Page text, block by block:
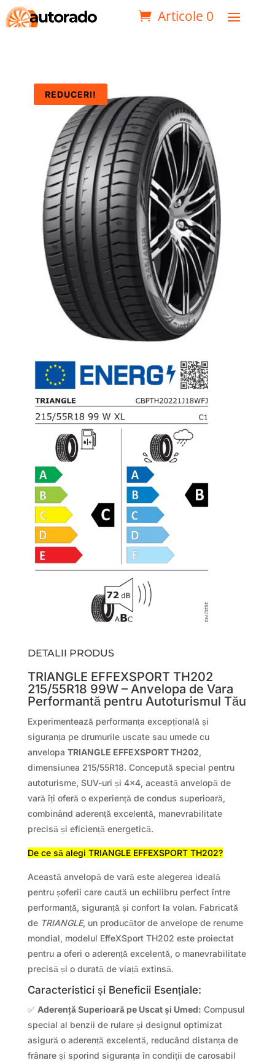
Articole 0
REDUCERI!
DETALII PRODUS
TRIANGLE EFFEXSPORT TH202
215/55R18 99W – Anvelopa de Vara
Performantă pentru Autoturismul Tău
Experimentează performanța excepțională și
siguranța pe drumurile uscate sau umede cu
anvelopa TRIANGLE EFFEXSPORT TH202,
dimensiunea 215/55R18. Concepută special pentru
autoturisme, SUV-uri și 4×4, această anvelopă de
vară îți oferă o experiență de condus superioară,
combinând aderență excelentă, manevrabilitate
precisă și eficiență energetică.
De ce să alegi TRIANGLE EFFEXSPORT TH202?
Această anvelopă de vară este alegerea ideală
pentru șoferii care caută un echilibru perfect între
performanță, siguranță și confort la volan. Fabricată
de TRIANGLE, un producător de anvelope de renume
mondial, modelul EffeXSport TH202 este proiectat
pentru a oferi o aderență excelentă, o manevrabilitate
precisă și o durată de viață extinsă.
Caracteristici și Beneficii Esențiale:
✅ Aderență Superioară pe Uscat și Umed: Compusul
special al benzii de rulare și designul optimizat
asigură o aderență excelentă, reducând distanța de
frânare și sporind siguranța în condiții de carosabil